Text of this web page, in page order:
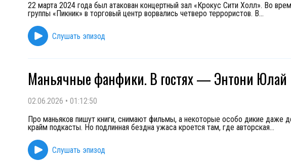
22 марта 2024 года был атакован концертный зал «Крокус Сити Холл». Во
группы «Пикник» в торговый центр ворвались четверо террористов. В...
Слушать эпизод
Маньячные фанфики. В гостях — Энтони Юлай
02.06.2026 • 01:12:50
Про маньяков пишут книги, снимают фильмы, а некоторые особо дикие даже
крайм подкасты. Но подлинная бездна ужаса кроется там, где авторская...
Слушать эпизод